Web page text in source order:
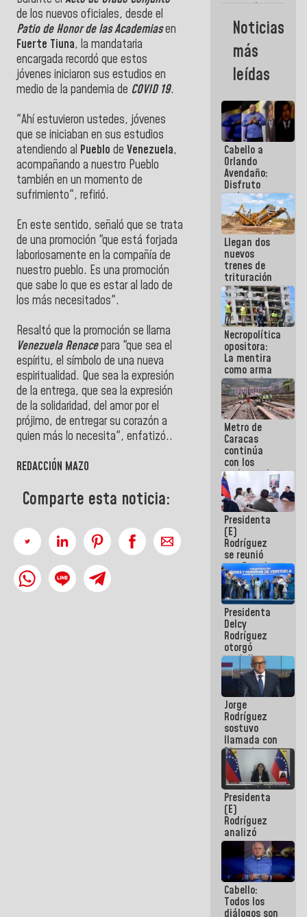
de los nuevos oficiales, desde el
Patio de Honor de las Academiasen
Fuerte Tiuna, la mandataria
encargada recordó que estos
jóvenes iniciaron sus estudios en
medio de la pandemia de COVID 19.
"Ahí estuvieron ustedes, jóvenes
que se iniciaban en sus estudios
atendiendo al Pueblo de Venezuela,
acompañando a nuestro Pueblo
también en un momento de
sufrimiento", refirió.
En este sentido, señaló que se trata
de una promoción "que está forjada
laboriosamente en la compañía de
nuestro pueblo. Es una promoción
que sabe lo que es estar al lado de
los más necesitados".
Resaltó que la promoción se llama
Venezuela Renacepara "que sea el
espíritu, el símbolo de una nueva
espiritualidad. Que sea la expresión
de la entrega, que sea la expresión
de la solidaridad, del amor por el
prójimo, de entregar su corazón a
quien más lo necesita", enfatizó..
REDACCIÓN MAZO
Comparte esta noticia:
comerciantes
emprendedores
afectados
por
terremotos
Noticias
más
leídas
Cabello a
Orlando
Avendaño:
Disfruto
cada vez
que escribes
porque lo
que haces
es
embarrarla
Llegan dos
nuevos
trenes de
trituración
para
optimizar
manejo de
escombros
en La Guaira
Necropolítica
opositora:
La mentira
como arma
contra el
Pueblo
Metro de
Caracas
continúa
con los
trabajos de
mantenimiento
e inspección
en la Línea 2
Presidenta
(E)
Rodríguez
se reunió
con Estado
Mayor
Eléctrico
para
abordar
planes de
acción
Presidenta
Delcy
Rodríguez
otorgó
medalla
"Héroe de
Venezuela"
a servidores
públicos
Jorge
Rodríguez
sostuvo
llamada con
Dinorah
Figuera y
acuerdan
primer
encuentro
presencial
para el
diálogo
Presidenta
(E)
Rodríguez
analizó
junto a
gobernadores
planes de
recuperación
del Sistema
Eléctrico
Cabello:
Todos los
diálogos son